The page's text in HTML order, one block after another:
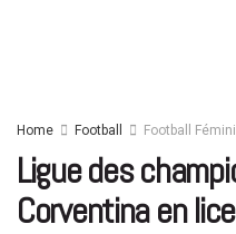
Home Football Football
Ligue des
Corventina en